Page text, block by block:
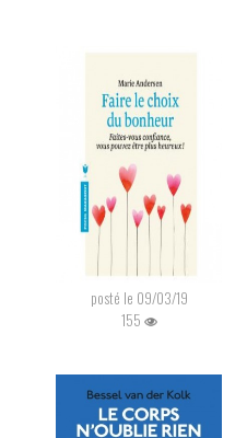
posté le 09/03/19
155